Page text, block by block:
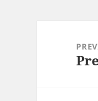
navigation